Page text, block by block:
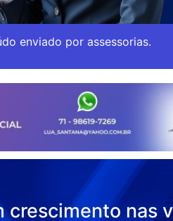
enviado por assessorias.
crescimento nas